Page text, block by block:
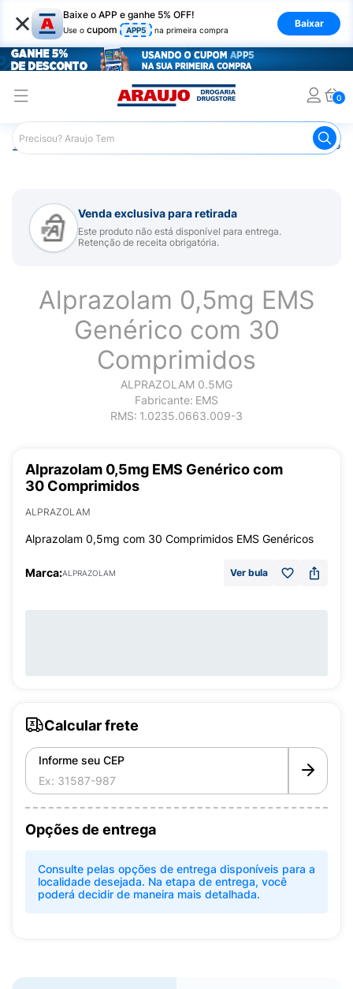
× Baixe o APP e ganhe 5% OFF!
Use o cupom APP5 na primeira compra
Baixar
0
Araujo Medicamentos Remédio para Sistema Nervoso
Venda exclusiva para retirada
Este produto não está disponível para entrega.
Retenção de receita obrigatória.
Alprazolam 0,5mg EMS
Genérico com 30
Comprimidos
ALPRAZOLAM 0.5MG
Fabricante: EMS
RMS: 1.0235.0663.009-3
Alprazolam 0,5mg EMS Genérico com
30 Comprimidos
ALPRAZOLAM
Alprazolam 0,5mg com 30 Comprimidos EMS Genéricos
Marca:ALPRAZOLAM Ver bula
Calcular frete
Informe seu CEP
Opções de entrega
Consulte pelas opções de entrega disponíveis para a
localidade desejada. Na etapa de entrega, você
poderá decidir de maneira mais detalhada.